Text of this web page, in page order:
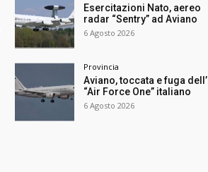
Esercitazioni Nato, aereo
radar “Sentry” ad Aviano
6 Agosto 2026
Provincia
Aviano, toccata e fuga dell’
“Air Force One” italiano
6 Agosto 2026